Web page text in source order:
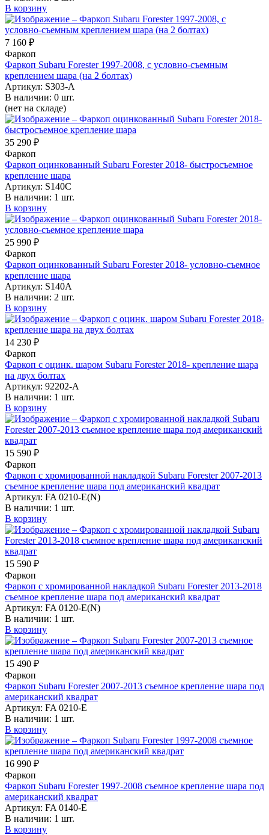
В корзину
7 160 ₽
Фаркоп
Фаркоп Subaru Forester 1997-2008, с условно-съемным
креплением шара (на 2 болтах)
Артикул: S303-A
В наличии: 0 шт.
(нет на складе)
35 290 ₽
Фаркоп
Фаркоп оцинкованный Subaru Forester 2018- быстросъемное
крепление шара
Артикул: S140C
В наличии: 1 шт.
В корзину
25 990 ₽
Фаркоп
Фаркоп оцинкованный Subaru Forester 2018- условно-съемное
крепление шара
Артикул: S140A
В наличии: 2 шт.
В корзину
14 230 ₽
Фаркоп
Фаркоп с оцинк. шаром Subaru Forester 2018- крепление шара
на двух болтах
Артикул: 92202-A
В наличии: 1 шт.
В корзину
15 590 ₽
Фаркоп
Фаркоп с хромированной накладкой Subaru Forester 2007-2013
съемное крепление шара под американский квадрат
Артикул: FA 0210-E(N)
В наличии: 1 шт.
В корзину
15 590 ₽
Фаркоп
Фаркоп с хромированной накладкой Subaru Forester 2013-2018
съемное крепление шара под американский квадрат
Артикул: FA 0120-E(N)
В наличии: 1 шт.
В корзину
15 490 ₽
Фаркоп
Фаркоп Subaru Forester 2007-2013 съемное крепление шара под
американский квадрат
Артикул: FA 0210-E
В наличии: 1 шт.
В корзину
16 990 ₽
Фаркоп
Фаркоп Subaru Forester 1997-2008 съемное крепление шара под
американский квадрат
Артикул: FA 0140-E
В наличии: 1 шт.
В корзину